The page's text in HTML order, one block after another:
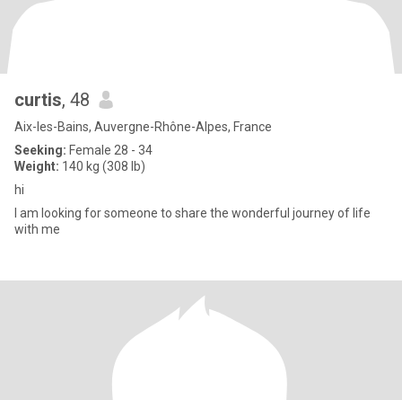
curtis, 48
Aix-les-Bains, Auvergne-Rhône-Alpes, France
Seeking: Female 28 - 34
Weight: 140 kg (308 lb)
hi
I am looking for someone to share the wonderful journey of life
with me